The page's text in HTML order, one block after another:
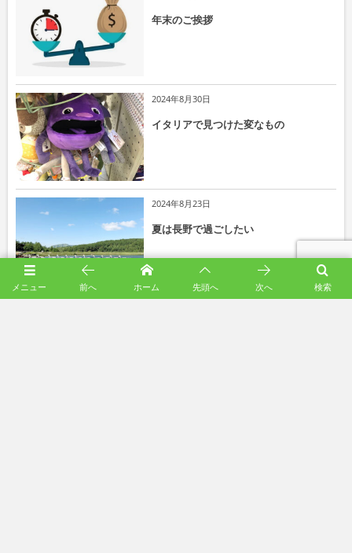
年末のご挨拶
2024年8月30日
イタリアで見つけた変なもの
2024年8月23日
夏は長野で過ごしたい
メニュー 検索
前へ ホーム 先頭へ 次へ